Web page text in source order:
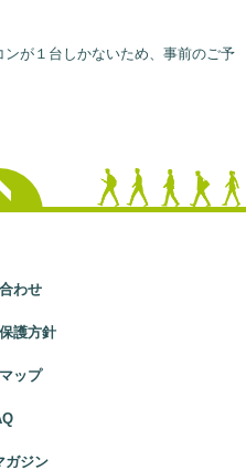
が１台しかないため、事前のご予
わせ
護方針
ップ
ガジン